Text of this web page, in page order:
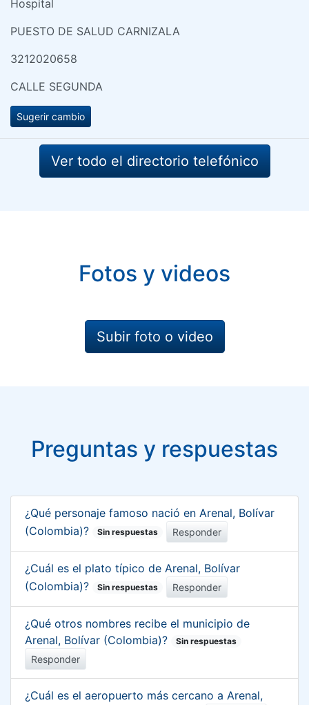
Hospital
PUESTO DE SALUD CARNIZALA
3212020658
CALLE SEGUNDA
Sugerir cambio
Ver todo el directorio telefónico
Fotos y videos
Subir foto o video
Preguntas y respuestas
¿Qué personaje famoso nació en Arenal, Bolívar
(Colombia)?
Sin respuestas Responder
¿Cuál es el plato típico de Arenal, Bolívar
(Colombia)?
Sin respuestas Responder
¿Qué otros nombres recibe el municipio de
Arenal, Bolívar (Colombia)?
Sin respuestas
Responder
¿Cuál es el aeropuerto más cercano a Arenal,